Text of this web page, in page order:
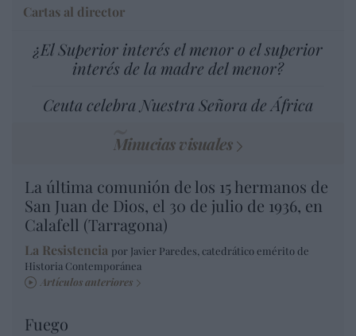
Cartas al director
¿El Superior interés el menor o el superior
interés de la madre del menor?
Ceuta celebra Nuestra Señora de África
Minucias visuales
La última comunión de los 15 hermanos de
San Juan de Dios, el 30 de julio de 1936, en
Calafell (Tarragona)
La Resistencia por Javier Paredes, catedrático emérito de
Historia Contemporánea
Artículos anteriores
Fuego